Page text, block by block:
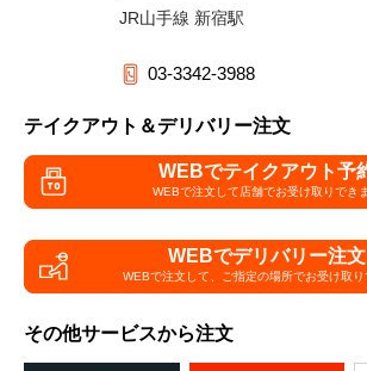
JR山手線 新宿駅
03-3342-3988
テイクアウト＆デリバリー注文
WEBでテイクアウト予
WEBで注文して店舗でお受け取りでき
WEBでデリバリー注文
WEBで注文して、 ご指定の場所でお受け取
その他サービスから注文